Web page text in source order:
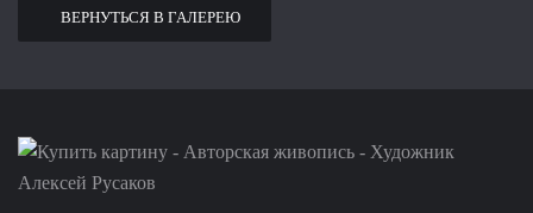
ВЕРНУТЬСЯ В ГАЛЕРЕЮ